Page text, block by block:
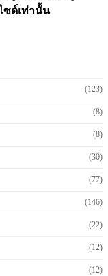
ซด์เท่านั้น
(123)
(8)
(8)
(30)
(77)
(146)
(22)
(12)
(12)